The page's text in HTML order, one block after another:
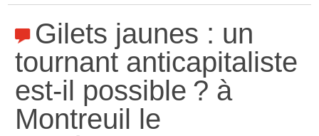
Gilets jaunes : un
tournant anticapitaliste
est-il possible ? à
Montreuil le